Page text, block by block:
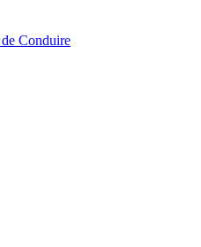
Conduire